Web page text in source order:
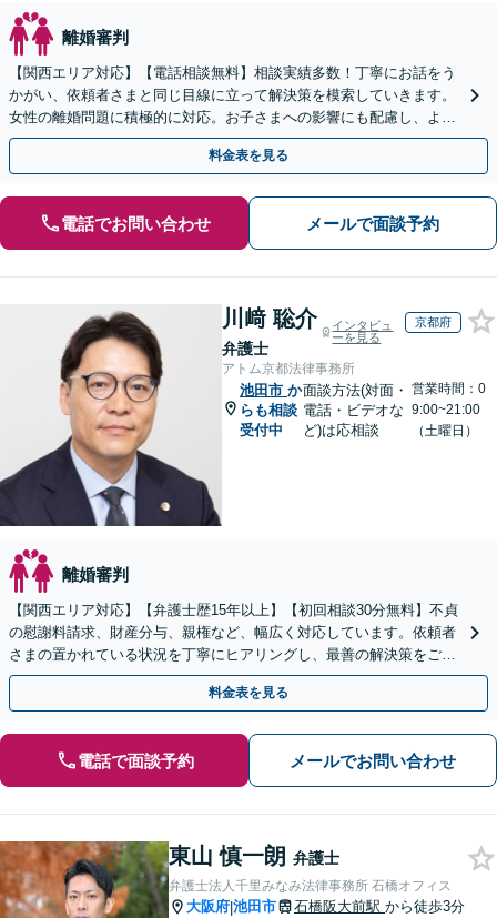
離婚審判
【関西エリア対応】【電話相談無料】相談実績多数！丁寧にお話をう
かがい、依頼者さまと同じ目線に立って解決策を模索していきます。
女性の離婚問題に積極的に対応。お子さまへの影響にも配慮し、より
よい解決へ【夜間・休日の相談可能】
料金表を見る
電話でお問い合わせ メールで面談予約
川﨑 聡介
弁護士
インタビュ
ーを見る
京都府
アトム京都法律事務所
池田市 か
らも相談
受付中
面談方法(対面・
電話・ビデオな
ど)は応相談
営業時間：0
9:00~21:00
（土曜日）
離婚審判
【関西エリア対応】【弁護士歴15年以上】【初回相談30分無料】不貞
の慰謝料請求、財産分与、親権など、幅広く対応しています。依頼者
さまの置かれている状況を丁寧にヒアリングし、最善の解決策をご提
案します。お悩みの際は、お気軽にご相談ください。
料金表を見る
電話で面談予約 メールでお問い合わせ
東山 慎一朗 弁護士
弁護士法人千里みなみ法律事務所 石橋オフィス
大阪府|池田市 石橋阪大前駅 から徒歩3分